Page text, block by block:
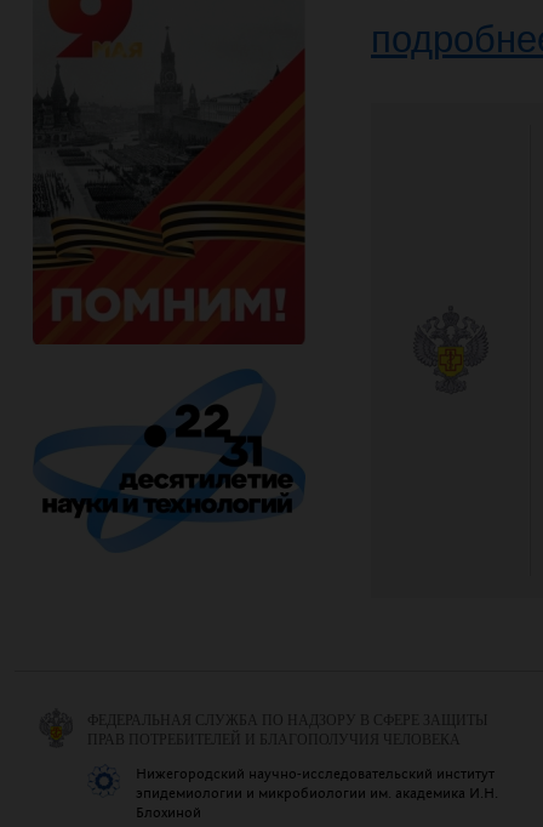
ФЕДЕРАЛЬНАЯ СЛУЖБА ПО НАДЗОРУ В СФЕРЕ ЗАЩИТЫ
ПРАВ ПОТРЕБИТЕЛЕЙ И БЛАГОПОЛУЧИЯ ЧЕЛОВЕКА
Нижегородский научно-исследовательский институт
эпидемиологии и микробиологии им. академика И.Н.
Блохиной